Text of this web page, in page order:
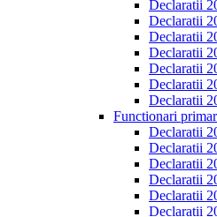
Declaratii
Declaratii
Declaratii
Declaratii
Declaratii
Declaratii
Declaratii
Functionari
Declaratii
Declaratii
Declaratii
Declaratii
Declaratii
Declaratii